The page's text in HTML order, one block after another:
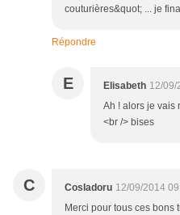
couturières&quot; ... je
Répondre
E Elisabeth 12/09/
Ah ! alors je vais
<br /> bises
C CosIadoru 12/09/2014
Merci pour tous ces bons